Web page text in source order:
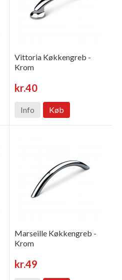
Vittoria Køkkengreb -
Krom
kr.40
Info Køb
Marseille Køkkengreb -
Krom
kr.49